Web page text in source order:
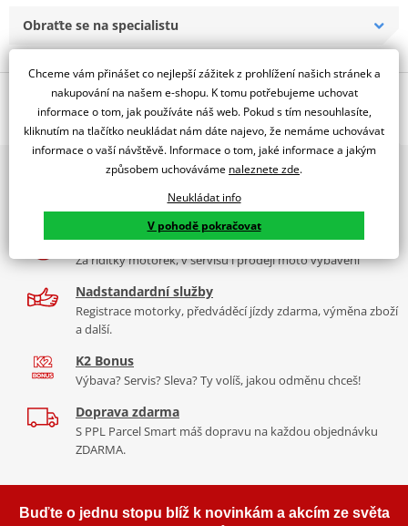
Obraťte se na specialistu
Popis a parametry
Jsme autorizovaný
dealer značky EK + SUPERSPROX
Řetězová sada - Řetěz EK, řada SRO6, těsněný O-kroužkem.
Ocelové kolečko a rozeta SUPERSPROX.
Řetěz 520 SRO6
pádem je nejvhodnější pro úzká vodítka řetězů sportovních endur
nebo motokrosek. Je zároveň nejlehčí a nejpevnější a jako jediný
na trhu má ZST.
KTM 390 Duke, Honda CB 500 F, Yamaha R3
Kvalitní O-kroužkový řetěz sedí na podobné motorky jako DEX
řada, ale větší kubatury. Je vyroben z o něco kvalitnějších
2x multibrand showroom
9 značek motocyklů, servis, oblečení, doplňky i náhradní
díly, to vše v Praze a Liberci
Více než 30 let zkušeností
Za řídítky motorek, v servisu i prodeji moto vybavení
Nadstandardní služby
Registrace motorky, předváděcí jízdy zdarma, výměna zboží
a další.
K2 Bonus
Výbava? Servis? Sleva? Ty volíš, jakou odměnu chceš!
Doprava zdarma
S PPL Parcel Smart máš dopravu na každou objednávku
ZDARMA.
Buďte o jednu stopu blíž k novinkám a akcím ze světa
Chceme vám přinášet co nejlepší zážitek z prohlížení našich stránek a
nakupování na našem e-shopu. K tomu potřebujeme uchovat
informace o tom, jak používáte náš web. Pokud s tím nesouhlasíte,
kliknutím na tlačítko neukládat nám dáte najevo, že nemáme uchovávat
informace o vaší návštěvě. Informace o tom, jaké informace a jakým
způsobem uchováváme naleznete zde.
Neukládat info
V pohodě pokračovat